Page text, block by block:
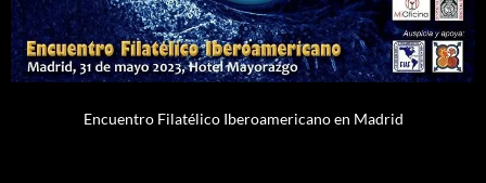
Encuentro Filatélico Iberoamericano en Madrid